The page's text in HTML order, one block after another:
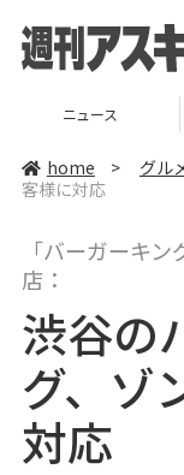
ニュース
home > グル
客様に対応
「バーガーキ
店：
渋谷の
グ、ゾ
対応